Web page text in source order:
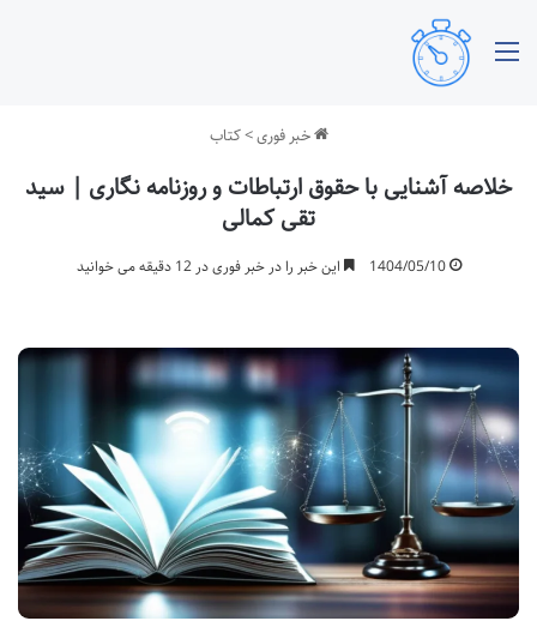
خبر فوری>کتاب
خلاصه آشنایی با حقوق ارتباطات و روزنامه نگاری | سید
تقی کمالی
1404/05/10 این خبر را در خبر فوری در 12 دقیقه می خوانید